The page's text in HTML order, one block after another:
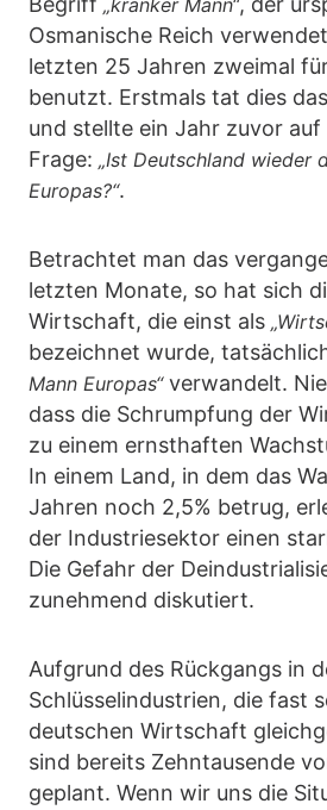
„kranker Mann“
Osmanische Reich
letzten 25 Jahren zweimal
benutzt. Erstmals tat dies
und stellte ein Jahr zuvor
Frage: „Ist Deutschland wieder
Europas?“.
Betrachtet man das
letzten Monate, so hat sich
Wirtschaft, die einst als
bezeichnet wurde,
Mann Europas“verwandelt.
dass die Schrumpfung der
zu einem ernsthaften
In einem Land, in dem das
Jahren noch 2,5% betrug,
der Industriesektor einen
Die Gefahr der
zunehmend diskutiert.
Aufgrund des Rückgangs in
Schlüsselindustrien, die fast
deutschen Wirtschaft
sind bereits Zehntausende
geplant. Wenn wir uns die